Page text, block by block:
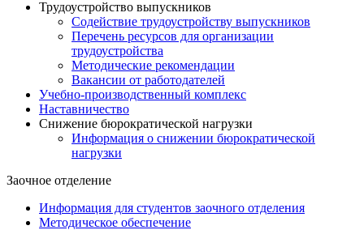
Трудоустройство выпускников
Содействие трудоустройству выпускников
Перечень ресурсов для организации
трудоустройства
Методические рекомендации
Вакансии от работодателей
Учебно-производственный комплекс
Наставничество
Снижение бюрократической нагрузки
Информация о снижении бюрократической
нагрузки
Заочное отделение
Информация для студентов заочного отделения
Методическое обеспечение